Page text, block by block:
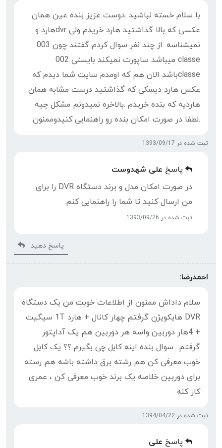
با سلام خسته نباشید .دوست عزیز بنده عین همان
عکسی که بالا گذاشتید هارد خریدم ولی dvrهارد و
نمیشناسه .از چند نفر سوال کردم گفتند چون 003
classe میباشد ساپورت نمیکند بایستی 002
classeباشد الان هم که اومدم سایت شما دیدم که
عکس هارد دیسکی که گذاشتید درست مشابه همان
هاردیه که بنده خریدم .بالاخره نمیدونم مشکل چیه
.لطفا در صورت امکان بنده رو راهنمایی کنیدوممنون
ثبت شده در 1393/09/17
پاسخ علی شهدوست
در صورت امکان مدل و برند دستگاه DVR را برای
من ارسال کنید تا شما را راهنمایی کنم.
ثبت شده در 1393/09/26
پاسخ دهید
احمدرضا:
سلام داداش ممنون از اطلاعات خوبت من یک دستگاه
DVR هایکویژن گرفتم چهار کانال + هارد 1T سیگیت
+ 4هار دوربین واسه هر دوربین هم یک آداپتور
گرفتم.. سوال بنده اینه کابل چی بگیرم ؟؟ یک کابل
خوب معرفی کن هم رشته برق داشته باشه هم رسته
برای دوربین خلاصه یک برند خوب معرفی کن ، عمری
کار کنه
ثبت شده در 1394/04/22
پاسخ علی